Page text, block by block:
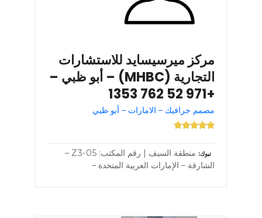
مركز ميرسيسايد للاستشارات
التجارية (MHBC) – أبو ظبي –
+971 52 762 1353
مصمم جرافيك – الامارات – أبو ظبي
تبوك
منطقة السيف | رقم المكتب: Z3-05 –
الشارقة – الإمارات العربية المتحدة –